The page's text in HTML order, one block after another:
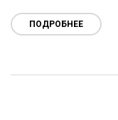
ПОДРОБНЕЕ